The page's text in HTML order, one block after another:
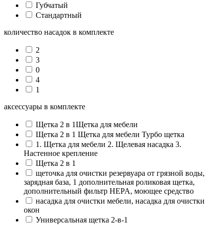
Губчатый
Стандартный
количество насадок в комплекте
2
3
0
4
1
аксессуары в комплекте
Щетка 2 в 1Щетка для мебели
Щетка 2 в 1 Щетка для мебели Турбо щетка
1. Щетка для мебели 2. Щелевая насадка 3.
Настенное крепление
Щетка 2 в 1
щеточка для очистки резервуара от грязной воды,
зарядная база, 1 дополнительная роликовая щетка,
дополнительный фильтр HEPA, моющее средство
насадка для очистки мебели, насадка для очистки
окон
Универсальная щетка 2-в-1